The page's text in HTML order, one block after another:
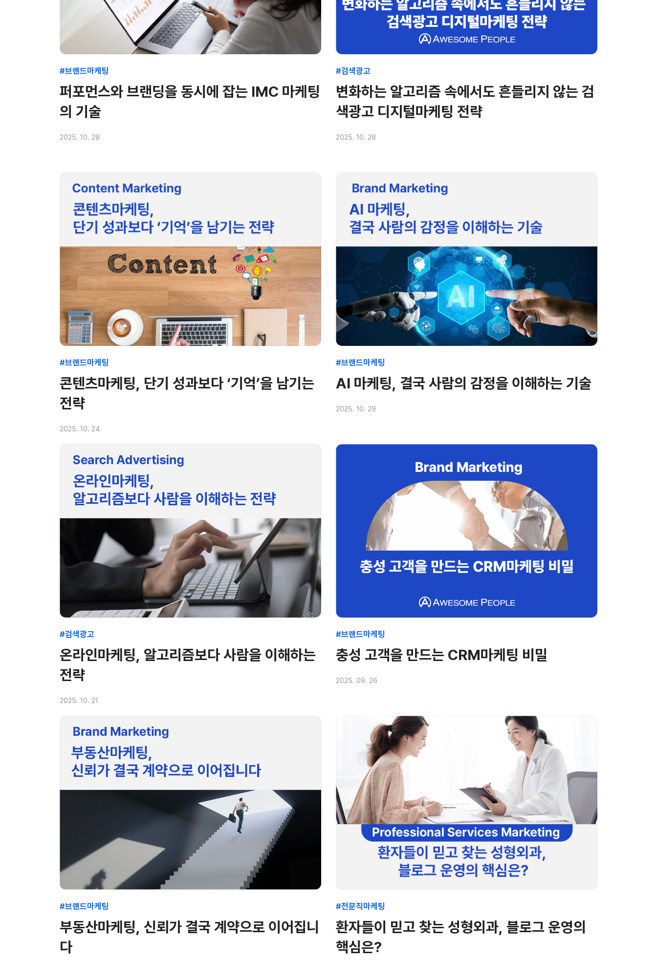
#브랜드마케팅
퍼포먼스와 브랜딩을 동시에 잡는 IMC 마케팅
의 기술
2025. 10. 28
#검색광고
변화하는 알고리즘 속에서도 흔들리지 않는 검
색광고 디지털마케팅 전략
2025. 10. 28
#브랜드마케팅
콘텐츠마케팅, 단기 성과보다 ‘기억’을 남기는
전략
2025. 10. 24
#브랜드마케팅
AI 마케팅, 결국 사람의 감정을 이해하는 기술
2025. 10. 29
#검색광고
온라인마케팅, 알고리즘보다 사람을 이해하는
전략
2025. 10. 21
#브랜드마케팅
충성 고객을 만드는 CRM마케팅 비밀
2025. 09. 26
#브랜드마케팅
부동산마케팅, 신뢰가 결국 계약으로 이어집니
다
#전문직마케팅
환자들이 믿고 찾는 성형외과, 블로그 운영의
핵심은?